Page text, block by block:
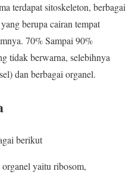
terdapat sitoskeleton, berbagai
berupa cairan tempat
70% Sampai 90%
tidak berwarna, selebihnya
dan berbagai organel.
berikut
yaitu ribosom,